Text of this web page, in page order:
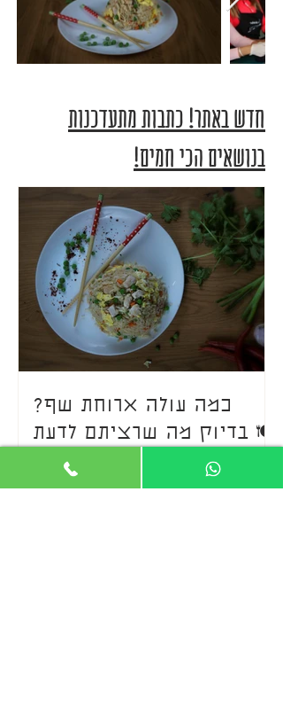
חדש באתר! כתבות מתעדכנות
בנושאים הכי חמים!
כמה עולה ארוחת שף?
בדיוק מה שרציתם לדעת 🍽